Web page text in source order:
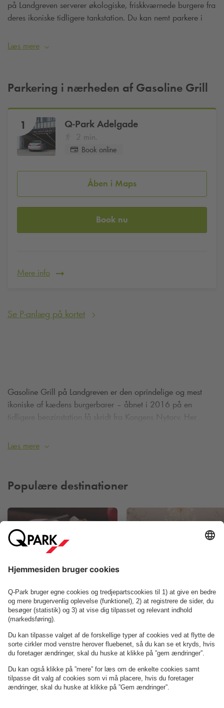
på Landgreven serverer økologiske, friskkværnede burgere fra
deres ikoniske tidligere tankstation. Du kan nemt parkere i
Læs mere
Parkering i nærheden af Gasoline Grill
1 Q-Park Adelgade
2 min.
Book online
Åben i Maps
Book nu
Mere info
Se P-anlæg på kortet
Gasoline Grill på Landgreven er den oprindelige og mest
ikoniske af kædens burgerbarer – åbnet i 2016 på en
tidligere benzinstation få skridt fra Kongens Nytorv. Her
friskkværnet, økologisk oksekød og pakkes i enkle,
udvalg af burgere – fra den populære Original Burger til
vegetariske alternativer lavet med Matr‑patty.
Restauranten har kun udendørs siddepladser og holder åbent
hver dag fra kl. 11, indtil der er udsolgt – en del af
konceptets charme og årsagen til de ofte lange køer.
Interiøret og udtrykket er holdt i et råt, urbant look med
håndværkere og designere. Gasoline Grill er flere gange
kårede deres burger som en af de 27 bedste i verden.
Læs mere
Populære destinationer
Pluto Moltkes Palæ
OmQ-Park
Erhverv